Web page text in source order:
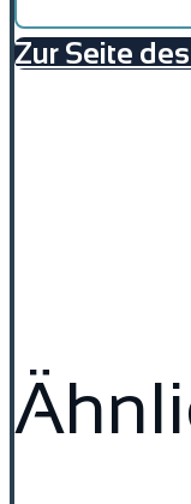
Zur Seite